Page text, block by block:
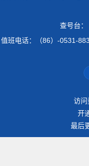
查号台
值班电话：（86）-0531-
访问
开
最后